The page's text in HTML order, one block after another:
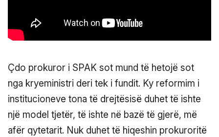
Çdo prokuror i SPAK sot mund të hetojë sot
nga kryeministri deri tek i fundit. Ky reformim i
institucioneve tona të drejtësisë duhet të ishte
një model tjetër, të ishte në bazë të gjerë, më
afër qytetarit. Nuk duhet të hiqeshin prokuroritë